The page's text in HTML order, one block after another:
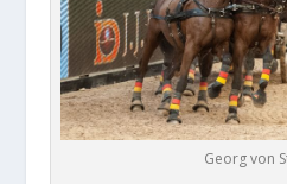
Georg von